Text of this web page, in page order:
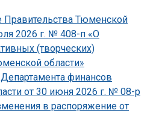
Правительства Тюменской
2026 г. № 408-п «О
(творческих)
области»
финансов
от 30 июня 2026 г. № 08-р
в распоряжение от